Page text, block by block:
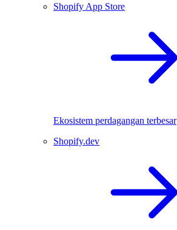
Shopify App Store
Ekosistem perdagangan terbesar
Shopify.dev